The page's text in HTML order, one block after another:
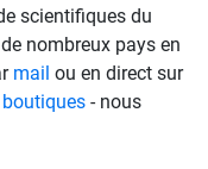
scientifiques du
nombreux pays en
mail ou en direct sur
boutiques - nous